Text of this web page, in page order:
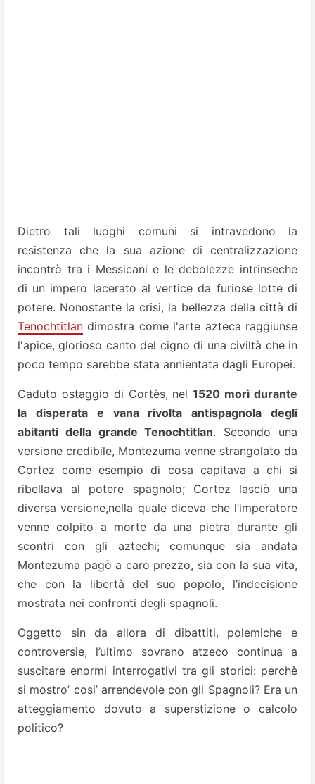
Dietro tali luoghi comuni si intravedono la
resistenza che la sua azione di centralizzazione
incontrò tra i Messicani e le debolezze intrinseche
di un impero lacerato al vertice da furiose lotte di
potere. Nonostante la crisi, la bellezza della città di
Tenochtitlan dimostra come l'arte azteca raggiunse
l'apice, glorioso canto del cigno di una civiltà che in
poco tempo sarebbe stata annientata dagli Europei.
Caduto ostaggio di Cortès, nel1520 morì durante
la disperata e vana rivolta antispagnola degli
abitanti della grande Tenochtitlan. Secondo una
versione credibile, Montezuma venne strangolato da
Cortez come esempio di cosa capitava a chi si
ribellava al potere spagnolo; Cortez lasciò una
diversa versione,nella quale diceva che l’imperatore
venne colpito a morte da una pietra durante gli
scontri con gli aztechi; comunque sia andata
Montezuma pagò a caro prezzo, sia con la sua vita,
che con la libertà del suo popolo, l’indecisione
mostrata nei confronti degli spagnoli.
Oggetto sin da allora di dibattiti, polemiche e
controversie, l’ultimo sovrano atzeco continua a
suscitare enormi interrogativi tra gli storici: perchè
si mostro’ cosi’ arrendevole con gli Spagnoli? Era un
atteggiamento dovuto a superstizione o calcolo
politico?